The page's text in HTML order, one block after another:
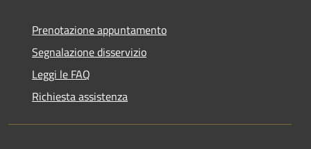
Prenotazione appuntamento
Segnalazione disservizio
Leggi le FAQ
Richiesta assistenza